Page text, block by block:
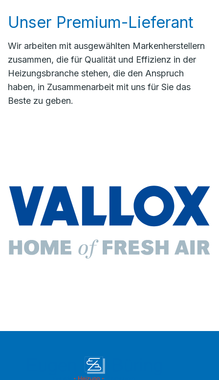
Unser Premium-Lieferant
Wir arbeiten mit ausgewählten Markenherstellern
zusammen, die für Qualität und Effizienz in der
Heizungsbranche stehen, die den Anspruch
haben, in Zusammenarbeit mit uns für Sie das
Beste zu geben.